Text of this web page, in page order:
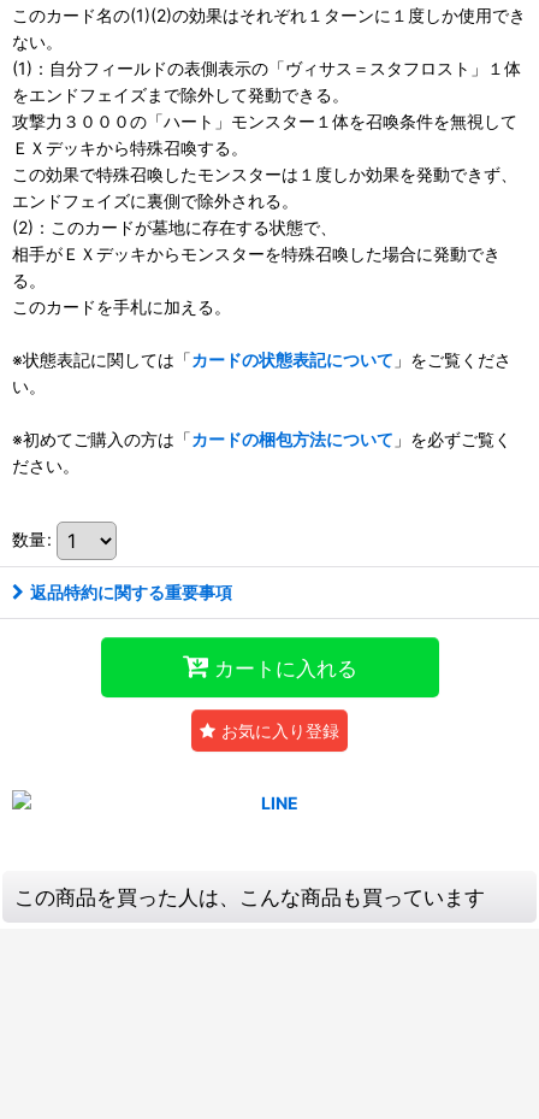
このカード名の(1)(2)の効果はそれぞれ１ターンに１度しか使用でき
ない。
(1)：自分フィールドの表側表示の「ヴィサス＝スタフロスト」１体
をエンドフェイズまで除外して発動できる。
攻撃力３０００の「ハート」モンスター１体を召喚条件を無視して
ＥＸデッキから特殊召喚する。
この効果で特殊召喚したモンスターは１度しか効果を発動できず、
エンドフェイズに裏側で除外される。
(2)：このカードが墓地に存在する状態で、
相手がＥＸデッキからモンスターを特殊召喚した場合に発動でき
る。
このカードを手札に加える。
※状態表記に関しては「カードの状態表記について 」をご覧くださ
い。
※初めてご購入の方は「カードの梱包方法について 」を必ずご覧く
ださい。
数量:
返品特約に関する重要事項
カートに入れる
お気に入り登録
この商品を買った人は、こんな商品も買っています